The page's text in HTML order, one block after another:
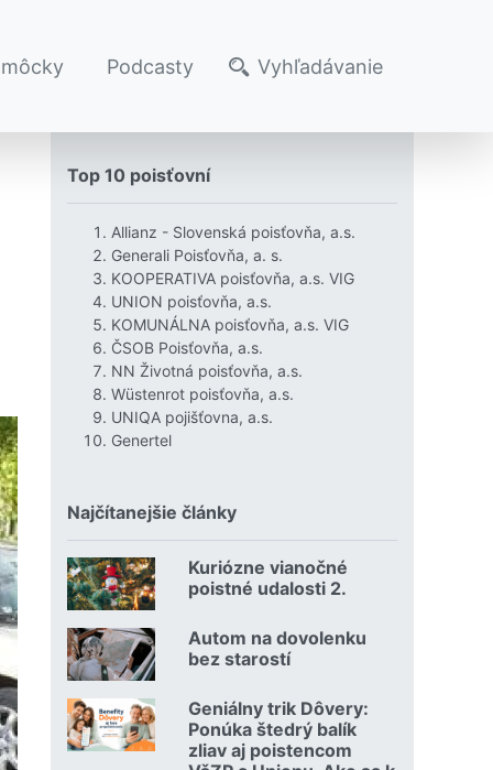
Podcasty Vyhľadávanie
Top 10 poisťovní
Allianz - Slovenská poisťovňa, a.s.
Generali Poisťovňa, a. s.
KOOPERATIVA poisťovňa, a.s. VIG
UNION poisťovňa, a.s.
KOMUNÁLNA poisťovňa, a.s. VIG
ČSOB Poisťovňa, a.s.
NN Životná poisťovňa, a.s.
Wüstenrot poisťovňa, a.s.
UNIQA pojišťovna, a.s.
Genertel
Najčítanejšie články
Kuriózne vianočné
poistné udalosti 2.
18.12.2024 | | redakcia
Autom na dovolenku
bez starostí
02.07.2026 |
Geniálny trik Dôvery:
Ponúka štedrý balík
zliav aj poistencom
06.07.2026 | | redakcia